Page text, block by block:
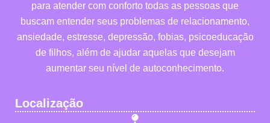
para atender com conforto todas as pessoas que
buscam entender seus problemas de relacionamento,
ansiedade, estresse, depressão, fobias, psicoeducação
de filhos, além de ajudar aquelas que desejam
aumentar seu nível de autoconhecimento.
Localização